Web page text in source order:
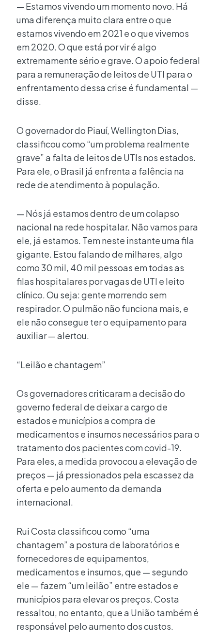
— Estamos vivendo um momento novo. Há
uma diferença muito clara entre o que
estamos vivendo em 2021 e o que vivemos
em 2020. O que está por vir é algo
extremamente sério e grave. O apoio federal
para a remuneração de leitos de UTI para o
enfrentamento dessa crise é fundamental —
disse.
O governador do Piauí, Wellington Dias,
classificou como “um problema realmente
grave” a falta de leitos de UTIs nos estados.
Para ele, o Brasil já enfrenta a falência na
rede de atendimento à população.
— Nós já estamos dentro de um colapso
nacional na rede hospitalar. Não vamos para
ele, já estamos. Tem neste instante uma fila
gigante. Estou falando de milhares, algo
como 30 mil, 40 mil pessoas em todas as
filas hospitalares por vagas de UTI e leito
clínico. Ou seja: gente morrendo sem
respirador. O pulmão não funciona mais, e
ele não consegue ter o equipamento para
auxiliar — alertou.
“Leilão e chantagem”
Os governadores criticaram a decisão do
governo federal de deixar a cargo de
estados e municípios a compra de
medicamentos e insumos necessários para o
tratamento dos pacientes com covid-19.
Para eles, a medida provocou a elevação de
preços — já pressionados pela escassez da
oferta e pelo aumento da demanda
internacional.
Rui Costa classificou como “uma
chantagem” a postura de laboratórios e
fornecedores de equipamentos,
medicamentos e insumos, que — segundo
ele — fazem “um leilão” entre estados e
municípios para elevar os preços. Costa
ressaltou, no entanto, que a União também é
responsável pelo aumento dos custos.